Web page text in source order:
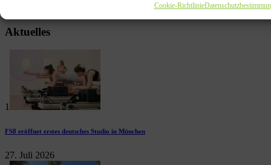
Aktuelles
1
FS8 eröffnet erstes deutsches Studio in München
27. Juli 2026